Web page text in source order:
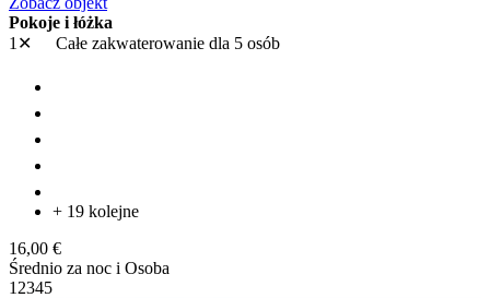
Pokoje i łóżka
1✕
Całe zakwaterowanie dla 5 osób
+ 19 kolejne
16,00 €
Średnio za noc i Osoba
1 2345